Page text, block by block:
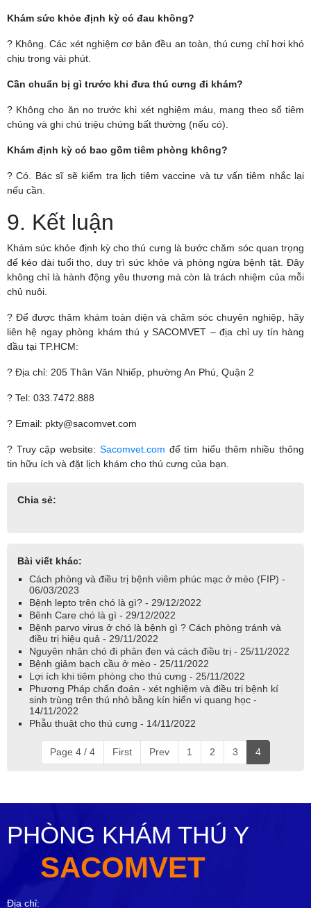
Khám sức khỏe định kỳ có đau không?
? Không. Các xét nghiệm cơ bản đều an toàn, thú cưng chỉ hơi khó
chịu trong vài phút.
Cần chuẩn bị gì trước khi đưa thú cưng đi khám?
? Không cho ăn no trước khi xét nghiệm máu, mang theo sổ tiêm
chủng và ghi chú triệu chứng bất thường (nếu có).
Khám định kỳ có bao gồm tiêm phòng không?
? Có. Bác sĩ sẽ kiểm tra lịch tiêm vaccine và tư vấn tiêm nhắc lại
nếu cần.
9. Kết luận
Khám sức khỏe định kỳ cho thú cưng là bước chăm sóc quan trọng
để kéo dài tuổi thọ, duy trì sức khỏe và phòng ngừa bệnh tật. Đây
không chỉ là hành động yêu thương mà còn là trách nhiệm của mỗi
chủ nuôi.
? Để được thăm khám toàn diện và chăm sóc chuyên nghiệp, hãy
liên hệ ngay phòng khám thú y SACOMVET – địa chỉ uy tín hàng
đầu tại TP.HCM:
? Địa chỉ: 205 Thân Văn Nhiếp, phường An Phú, Quận 2
? Tel: 033.7472.888
? Email: pkty@sacomvet.com
? Truy cập website: Sacomvet.com để tìm hiểu thêm nhiều thông
tin hữu ích và đặt lịch khám cho thú cưng của bạn.
Chia sẻ:
Bài viết khác:
Cách phòng và điều trị bệnh viêm phúc mạc ở mèo (FIP) -
06/03/2023
Bệnh lepto trên chó là gì? - 29/12/2022
Bênh Care chó là gì - 29/12/2022
Bệnh parvo virus ở chó là bệnh gì ? Cách phòng tránh và
điều trị hiệu quả - 29/11/2022
Nguyên nhân chó đi phân đen và cách điều trị - 25/11/2022
Bệnh giảm bạch cầu ở mèo - 25/11/2022
Lợi ích khi tiêm phòng cho thú cưng - 25/11/2022
Phương Pháp chẩn đoán - xét nghiệm và điều trị bệnh kí
sinh trùng trên thú nhỏ bằng kín hiển vi quang học -
14/11/2022
Phẫu thuật cho thú cưng - 14/11/2022
Page 4 / 4 First Prev 1 2 3 4
PHÒNG KHÁM THÚ Y
SACOMVET
Địa chỉ: